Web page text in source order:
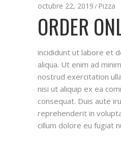
octubre 22, 2019 Pizza
ORDER
incididunt ut labore et
aliqua. Ut enim ad
nostrud exercitation
nisi ut aliquip ex ea
consequat. Duis aute
reprehenderit in
cillum dolore eu fugiat